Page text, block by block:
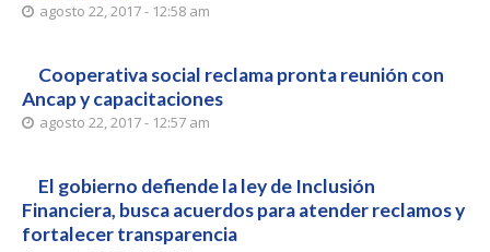
agosto 22, 2017 - 12:58 am
Cooperativa social reclama pronta reunión con
Ancap y capacitaciones
agosto 22, 2017 - 12:57 am
El gobierno defiende la ley de Inclusión
Financiera, busca acuerdos para atender reclamos y
fortalecer transparencia